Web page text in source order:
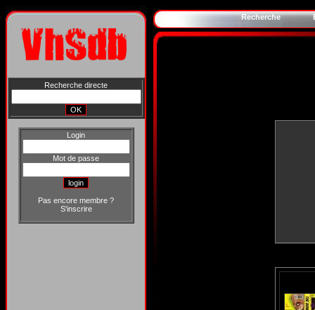
Recherche directe
Login
Mot de passe
Pas encore membre ?
S'inscrire
Recherche